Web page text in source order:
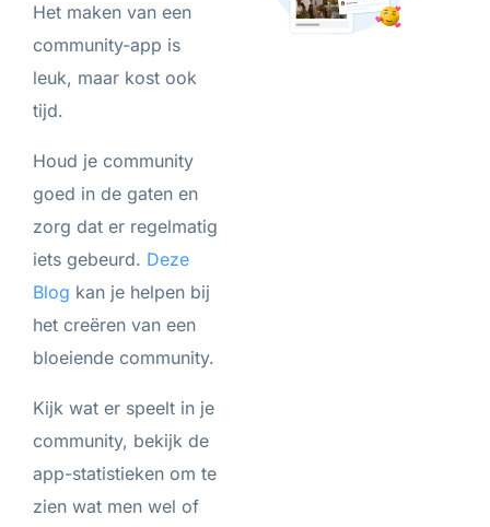
Het maken van een
community-app is
leuk, maar kost ook
tijd.
Houd je community
goed in de gaten en
zorg dat er regelmatig
iets gebeurd. Deze
Blog kan je helpen bij
het creëren van een
bloeiende community.
Kijk wat er speelt in je
community, bekijk de
app-statistieken om te
zien wat men wel of